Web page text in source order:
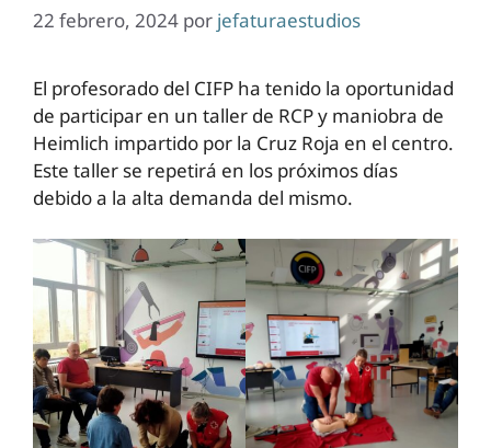
22 febrero, 2024 por jefaturaestudios
El profesorado del CIFP ha tenido la oportunidad
de participar en un taller de RCP y maniobra de
Heimlich impartido por la Cruz Roja en el centro.
Este taller se repetirá en los próximos días
debido a la alta demanda del mismo.